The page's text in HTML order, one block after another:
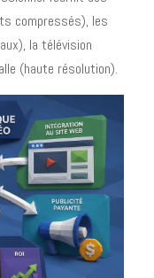
compressés), les
la télévision
(haute résolution).